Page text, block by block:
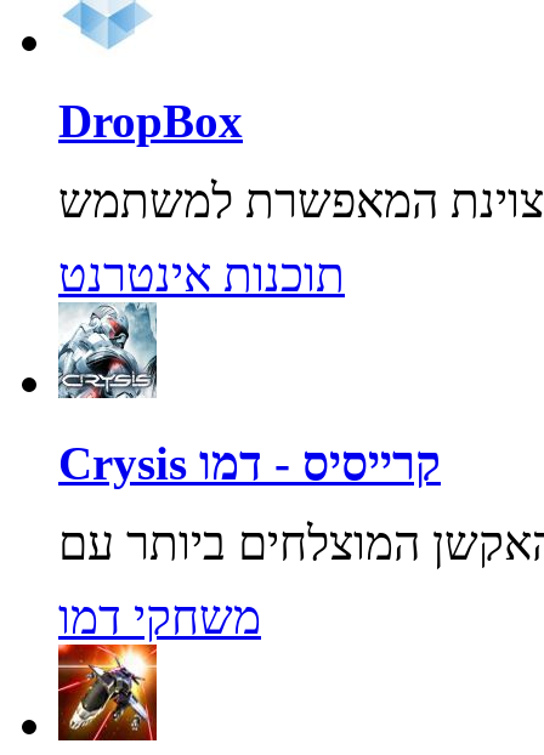
DropBox
תוכנות אינטרנט
Crysis קרייסיס - דמו
משחקי דמו